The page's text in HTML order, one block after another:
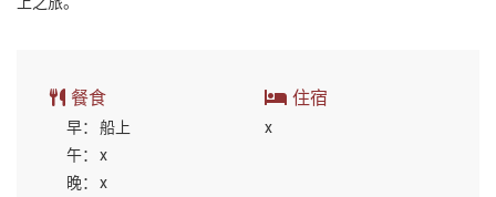
餐食
早：
船上
午：
x
晚：
x
住宿
x